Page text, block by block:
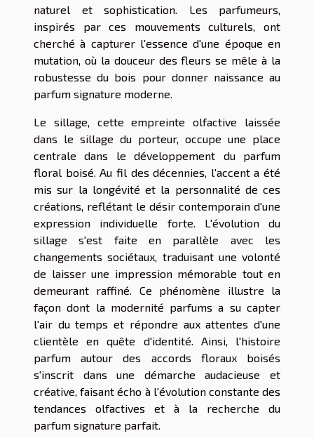
naturel et sophistication. Les parfumeurs,
inspirés par ces mouvements culturels, ont
cherché à capturer l'essence d'une époque en
mutation, où la douceur des fleurs se mêle à la
robustesse du bois pour donner naissance au
parfum signature moderne.
Le sillage, cette empreinte olfactive laissée
dans le sillage du porteur, occupe une place
centrale dans le développement du parfum
floral boisé. Au fil des décennies, l'accent a été
mis sur la longévité et la personnalité de ces
créations, reflétant le désir contemporain d'une
expression individuelle forte. L'évolution du
sillage s'est faite en parallèle avec les
changements sociétaux, traduisant une volonté
de laisser une impression mémorable tout en
demeurant raffiné. Ce phénomène illustre la
façon dont la modernité parfums a su capter
l'air du temps et répondre aux attentes d'une
clientèle en quête d'identité. Ainsi, l'histoire
parfum autour des accords floraux boisés
s'inscrit dans une démarche audacieuse et
créative, faisant écho à l'évolution constante des
tendances olfactives et à la recherche du
parfum signature parfait.